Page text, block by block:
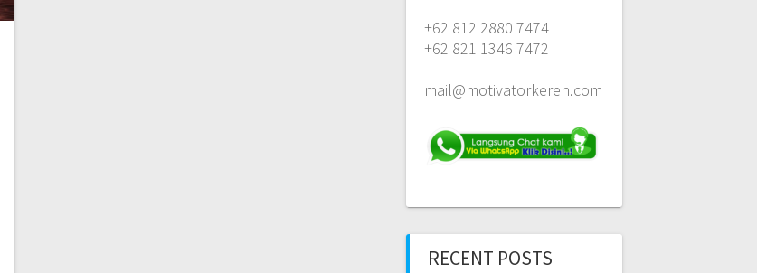
+62 812 2880 7474
+62 821 1346 7472
mail@motivatorkeren.com
RECENT POSTS